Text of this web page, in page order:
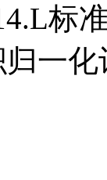
标
一